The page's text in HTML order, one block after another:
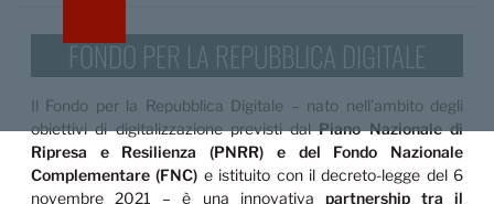
FONDO PER LA REPUBBLICA DIGITALE
Il Fondo per la Repubblica Digitale – nato nell’ambito degli
obiettivi di digitalizzazione previsti dalPiano Nazionale di
Ripresa e Resilienza (PNRR) e del Fondo Nazionale
Complementare (FNC) e istituito con il decreto-legge del 6
novembre 2021 – è una innovativa partnership tra il